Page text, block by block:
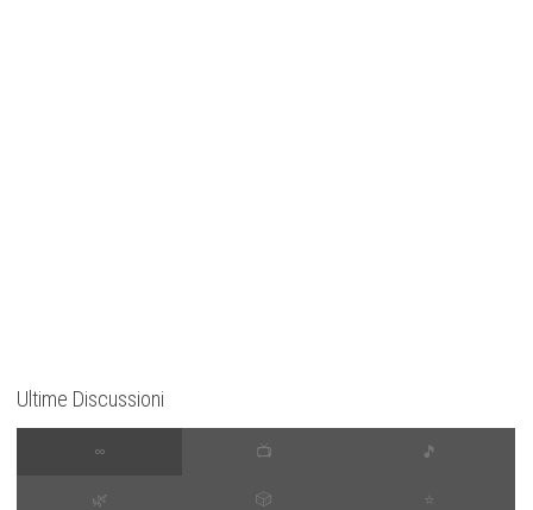
Ultime Discussioni
∞ 📺 🎵
🌿 🎲 ⭐️